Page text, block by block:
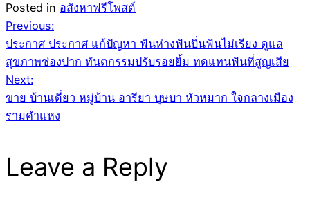
Posted in อสังหาฟรีโพสต์
Post
navigation
Previous:
ประกาศ ประกาศ แก้ปัญหา ฟันห่างฟันบิ่นฟันไม่เรียง ดูแล
สุขภาพช่องปาก ทันตกรรมปรับรอยยิ้ม ทดแทนฟันที่สูญเสีย
Next:
ขาย บ้านเดี่ยว หมู่บ้าน อารียา บุษบา หัวหมาก ใจกลางเมือง
รามคำแหง
Leave a Reply